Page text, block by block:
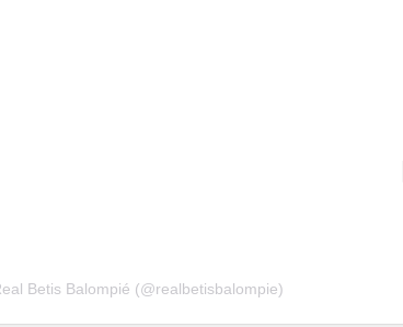
Betis Balompié (@realbetisbalompie)